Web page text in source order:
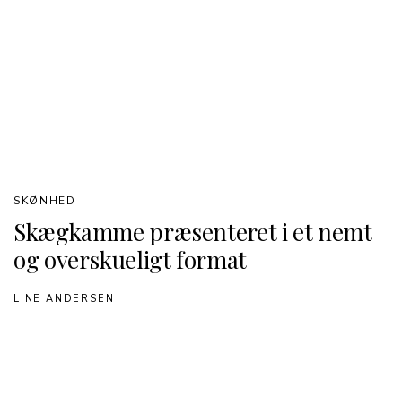
Skægkamme præsenteret i et nemt
og overskueligt format
SKØNHED
LINE ANDERSEN